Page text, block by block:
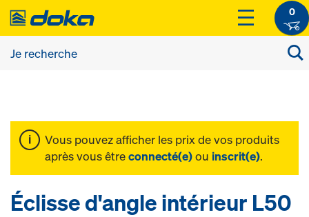
0
Vous pouvez afficher les prix de vos produits
après vous êtreconnecté(e)ou inscrit(e).
Éclisse d'angle intérieur L50